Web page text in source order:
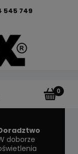
545 749
doborze